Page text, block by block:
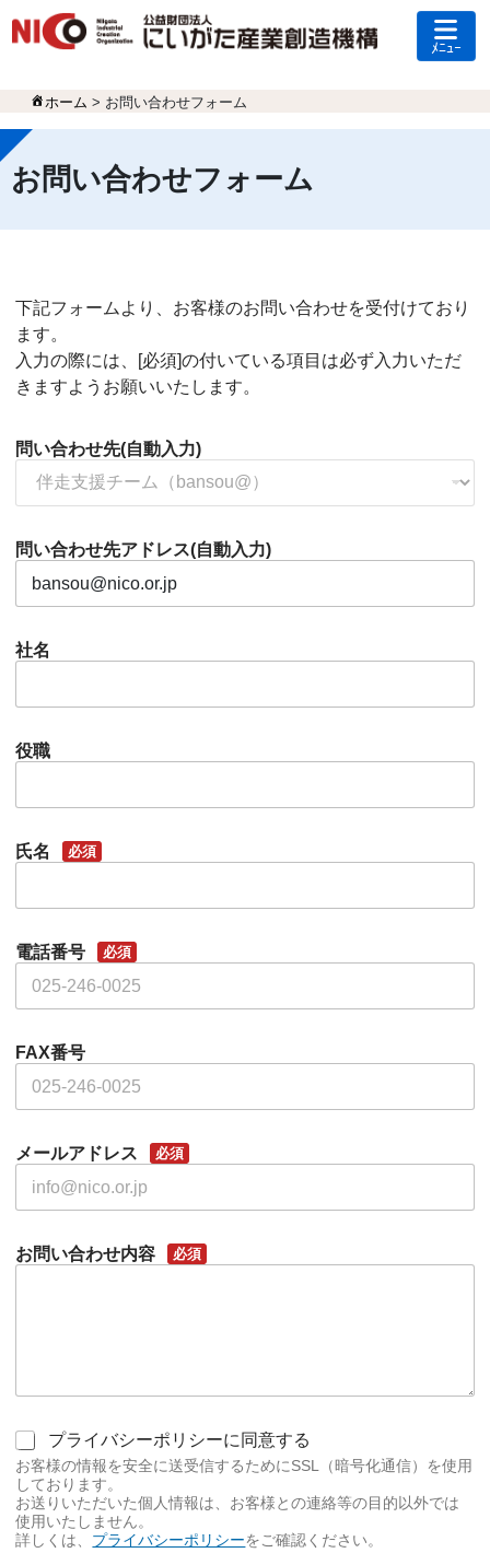
ﾒﾆｭｰ
ホーム > お問い合わせフォーム
お問い合わせフォーム
下記フォームより、お客様のお問い合わせを受付けており
ます。
入力の際には、[必須]の付いている項目は必ず入力いただ
きますようお願いいたします。
問い合わせ先(自動入力)
問い合わせ先アドレス(自動入力)
社名
役職
氏名 必須
電話番号 必須
FAX番号
メールアドレス 必須
お問い合わせ内容 必須
同
意
事
項
必
須
プライバシーポリシーに同意する
お客様の情報を安全に送受信するためにSSL（暗号化通信）を使用
しております。
お送りいただいた個人情報は、お客様との連絡等の目的以外では
使用いたしません。
詳しくは、 プライバシーポリシーをご確認ください。